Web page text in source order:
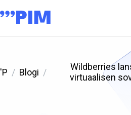
'P Blogi
Wildberries
virtuaalisen